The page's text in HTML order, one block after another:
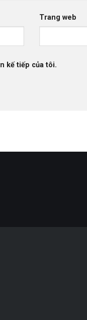
Trang web
kế tiếp của tôi.